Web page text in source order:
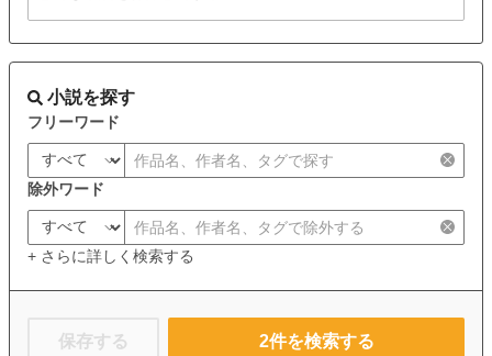
小説を探す
フリーワード
除外ワード
+ さらに詳しく検索する
保存する 2件を検索する